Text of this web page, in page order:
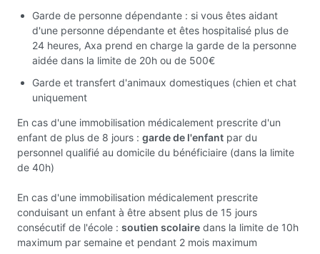
Garde de personne dépendante : si vous êtes aidant
d'une personne dépendante et êtes hospitalisé plus de
24 heures, Axa prend en charge la garde de la personne
aidée dans la limite de 20h ou de 500€
Garde et transfert d'animaux domestiques (chien et chat
uniquement
En cas d'une immobilisation médicalement prescrite d'un
enfant de plus de 8 jours : garde de l'enfant par du
personnel qualifié au domicile du bénéficiaire (dans la limite
de 40h)
En cas d'une immobilisation médicalement prescrite
conduisant un enfant à être absent plus de 15 jours
consécutif de l'école : soutien scolaire dans la limite de 10h
maximum par semaine et pendant 2 mois maximum